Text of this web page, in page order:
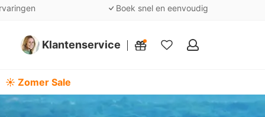
Boek snel en eenvoudig
Klantenservice
Mijn
☀️ Zomer Sale